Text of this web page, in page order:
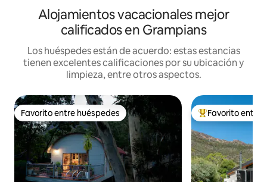
Alojamientos vacacionales mejor
calificados en Grampians
Los huéspedes están de acuerdo: estas estancias
tienen excelentes calificaciones por su ubicación y
limpieza, entre otros aspectos.
Favorito entre huéspedes
Favorito entre huéspedes De los mejores
Favorito entre